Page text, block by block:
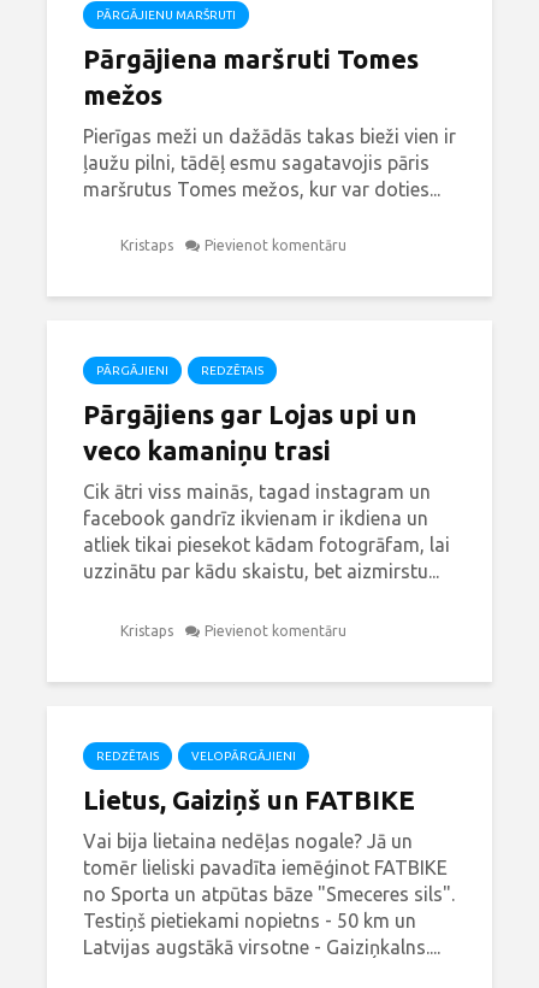
PĀRGĀJIENU MARŠRUTI
Pārgājiena maršruti Tomes
mežos
Pierīgas meži un dažādās takas bieži vien ir
ļaužu pilni, tādēļ esmu sagatavojis pāris
maršrutus Tomes mežos, kur var doties...
Kristaps Pievienot komentāru
PĀRGĀJIENI REDZĒTAIS
Pārgājiens gar Lojas upi un
veco kamaniņu trasi
Cik ātri viss mainās, tagad instagram un
facebook gandrīz ikvienam ir ikdiena un
atliek tikai piesekot kādam fotogrāfam, lai
uzzinātu par kādu skaistu, bet aizmirstu...
Kristaps Pievienot komentāru
REDZĒTAIS VELOPĀRGĀJIENI
Lietus, Gaiziņš un FATBIKE
Vai bija lietaina nedēļas nogale? Jā un
tomēr lieliski pavadīta iemēģinot FATBIKE
no Sporta un atpūtas bāze "Smeceres sils".
Testiņš pietiekami nopietns - 50 km un
Latvijas augstākā virsotne - Gaiziņkalns....